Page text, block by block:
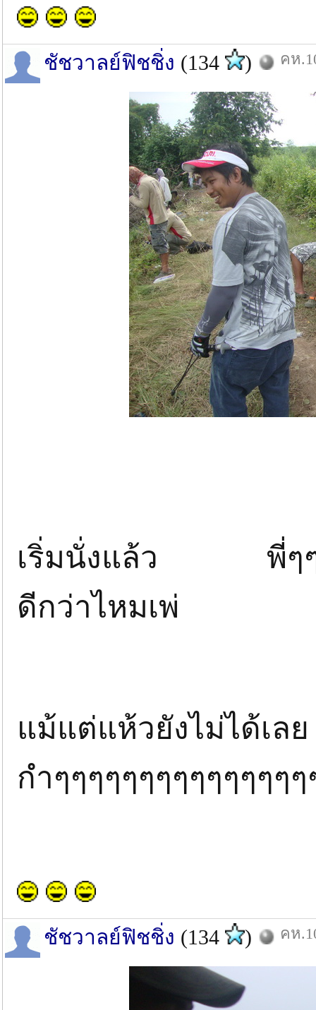
ชัชวาลย์ฟิชชิ่ง (134 ) คห
เริ่มนั่งแล้ว พี่ๆๆๆ
ดีกว่าไหมเพ่
แม้แต่แห้วยังไม่ได้
กำๆๆๆๆๆๆๆๆๆๆๆๆๆๆ
ชัชวาลย์ฟิชชิ่ง (134 ) คห